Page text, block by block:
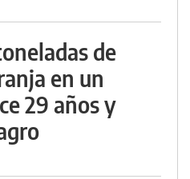
de
en un
29 años y